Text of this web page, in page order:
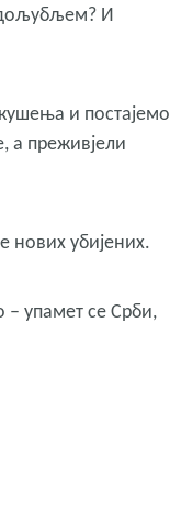
И
и постајемо
а преживјели
нових убијених.
– упамет се Срби,